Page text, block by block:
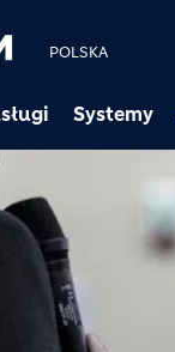
POLSKA
Systemy